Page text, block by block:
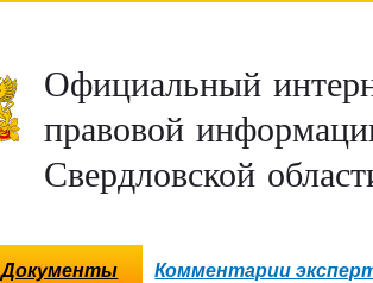
Официальный
правовой
Свердловской
Документы Комментарии